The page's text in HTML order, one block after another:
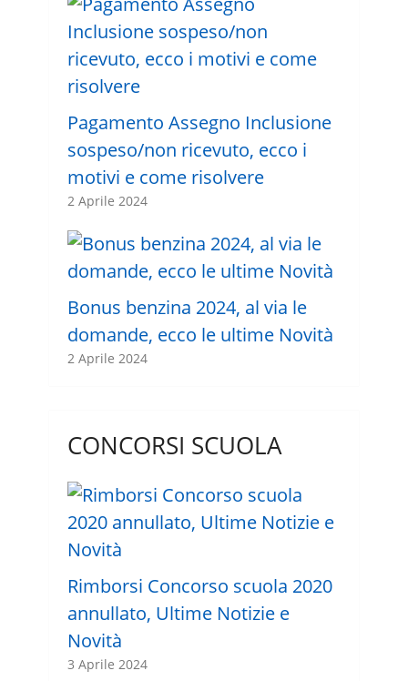
Pagamento Assegno Inclusione
sospeso/non ricevuto, ecco i
motivi e come risolvere
2 Aprile 2024
Bonus benzina 2024, al via le
domande, ecco le ultime Novità
2 Aprile 2024
CONCORSI SCUOLA
Rimborsi Concorso scuola 2020
annullato, Ultime Notizie e
Novità
3 Aprile 2024